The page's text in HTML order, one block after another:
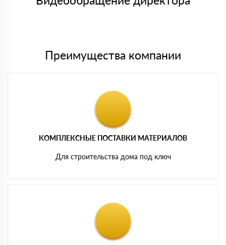
Преимущества компании
КОМПЛЕКСНЫЕ ПОСТАВКИ МАТЕРИАЛОВ
Для строительства дома под ключ